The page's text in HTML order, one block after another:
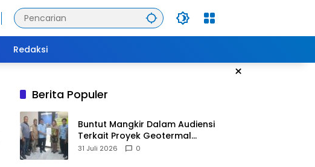
Redaksi
×
Berita Populer
Buntut Mangkir Dalam Audiensi
Terkait Proyek Geotermal
Tampomas, Bupati Sumedang
31 Juli 2026 0